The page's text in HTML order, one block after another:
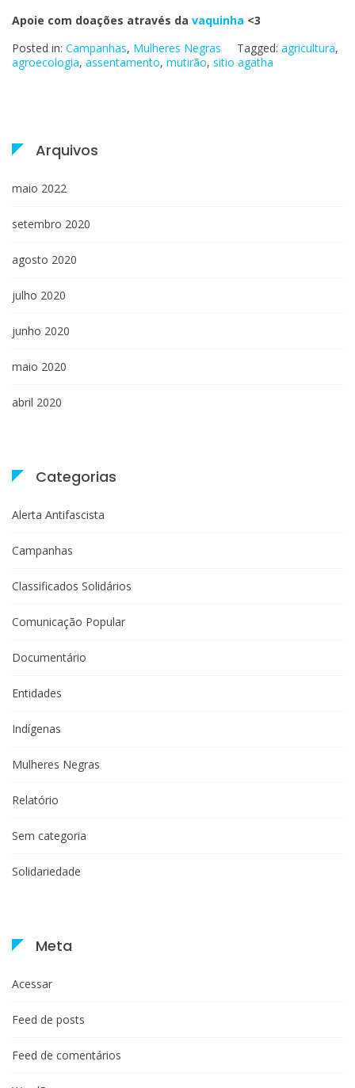
Apoie com doações através da vaquinha <3
Posted in: Campanhas, Mulheres Negras Tagged: agricultura,
agroecologia, assentamento, mutirão, sitio agatha
Arquivos
maio 2022
setembro 2020
agosto 2020
julho 2020
junho 2020
maio 2020
abril 2020
Categorias
Alerta Antifascista
Campanhas
Classificados Solidários
Comunicação Popular
Documentário
Entidades
Indígenas
Mulheres Negras
Relatório
Sem categoria
Solidariedade
Meta
Acessar
Feed de posts
Feed de comentários